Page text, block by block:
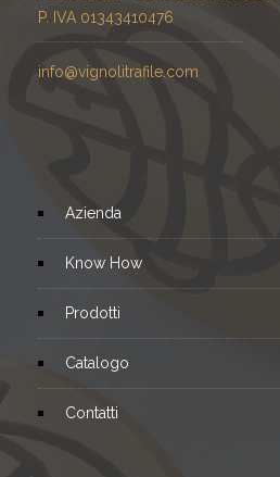
P. IVA 01343410476
info@vignolitrafile.com
Know How
Prodotti
Catalogo
Contatti